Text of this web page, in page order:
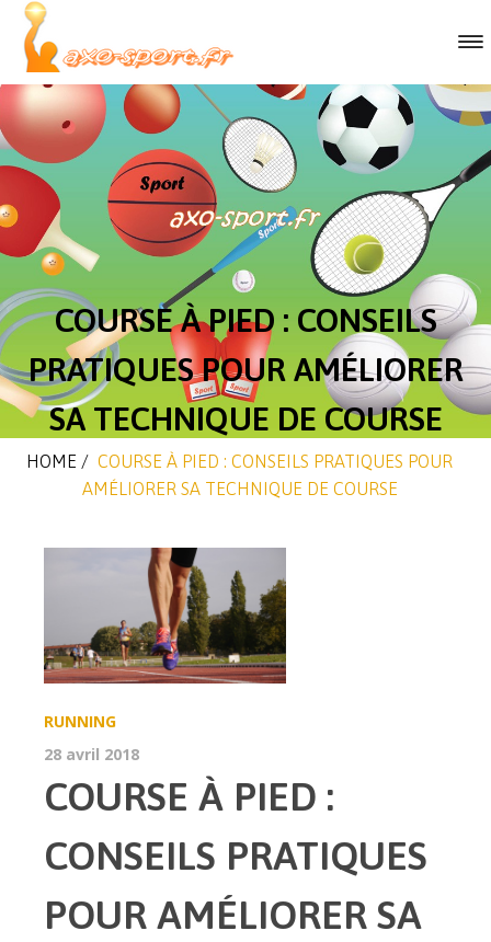
COURSE À PIED : CONSEILS
PRATIQUES POUR AMÉLIORER
SA TECHNIQUE DE COURSE
HOME / COURSE À PIED : CONSEILS PRATIQUES POUR
AMÉLIORER SA TECHNIQUE DE COURSE
RUNNING
28 avril 2018
COURSE À PIED :
CONSEILS PRATIQUES
POUR AMÉLIORER SA